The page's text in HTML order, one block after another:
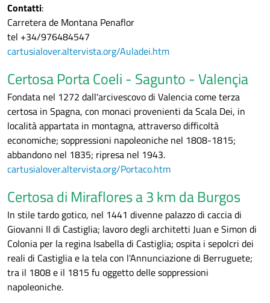
Contatti:
Carretera de Montana Penaflor
tel +34/976484547
cartusialover.altervista.org/Auladei.htm
Certosa Porta Coeli - Sagunto - Valençia
Fondata nel 1272 dall'arcivescovo di Valencia come terza
certosa in Spagna, con monaci provenienti da Scala Dei, in
località appartata in montagna, attraverso difficoltà
economiche; soppressioni napoleoniche nel 1808-1815;
abbandono nel 1835; ripresa nel 1943.
cartusialover.altervista.org/Portaco.htm
Certosa di Miraflores a 3 km da Burgos
In stile tardo gotico, nel 1441 divenne palazzo di caccia di
Giovanni II di Castiglia; lavoro degli architetti Juan e Simon di
Colonia per la regina Isabella di Castiglia; ospita i sepolcri dei
reali di Castiglia e la tela con l'Annunciazione di Berruguete;
tra il 1808 e il 1815 fu oggetto delle soppressioni
napoleoniche.